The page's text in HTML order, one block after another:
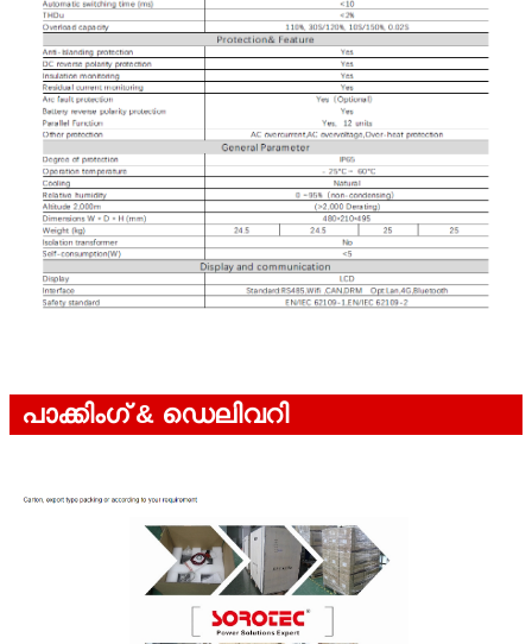
പാക്കിംഗ് & ഡെലിവറി